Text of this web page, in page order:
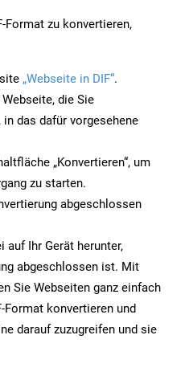
Format zu konvertieren,
„Webseite in DIF“.
die Sie
das dafür vorgesehene
„Konvertieren“, um
zu starten.
abgeschlossen
auf Ihr Gerät herunter,
abgeschlossen ist. Mit
Sie Webseiten ganz einfach
Format konvertieren und
darauf zuzugreifen und sie